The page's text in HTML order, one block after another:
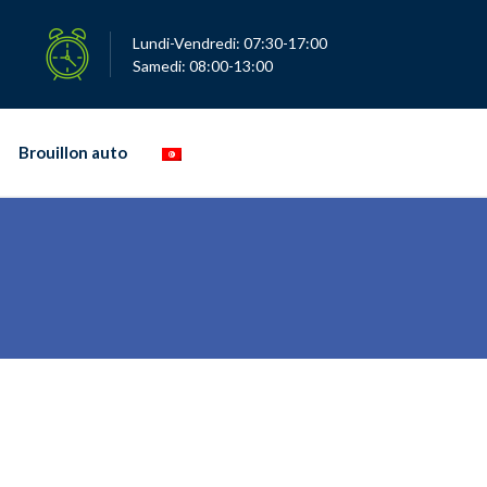
Lundi-Vendredi: 07:30-17:00
Samedi: 08:00-13:00
Brouillon auto